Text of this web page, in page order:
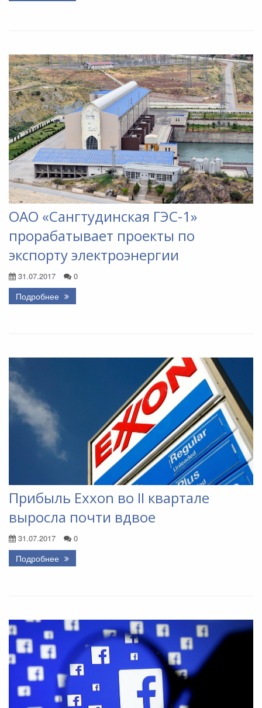
ОАО «Сангтудинская ГЭС-1»
прорабатывает проекты по
экспорту электроэнергии
31.07.2017 0
Подробнее
Прибыль Exxon во II квартале
выросла почти вдвое
31.07.2017 0
Подробнее